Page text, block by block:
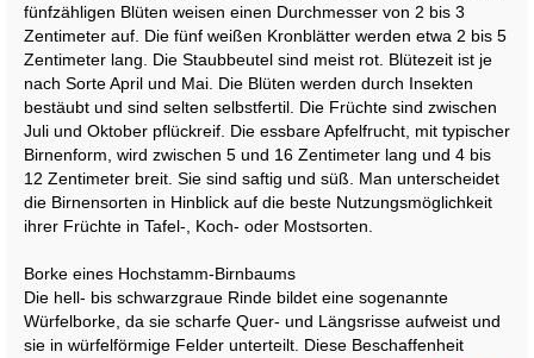
fünfzähligen Blüten weisen einen Durchmesser von 2 bis 3
Zentimeter auf. Die fünf weißen Kronblätter werden etwa 2 bis 5
Zentimeter lang. Die Staubbeutel sind meist rot. Blütezeit ist je
nach Sorte April und Mai. Die Blüten werden durch Insekten
bestäubt und sind selten selbstfertil. Die Früchte sind zwischen
Juli und Oktober pflückreif. Die essbare Apfelfrucht, mit typischer
Birnenform, wird zwischen 5 und 16 Zentimeter lang und 4 bis
12 Zentimeter breit. Sie sind saftig und süß. Man unterscheidet
die Birnensorten in Hinblick auf die beste Nutzungsmöglichkeit
ihrer Früchte in Tafel-, Koch- oder Mostsorten.
Borke eines Hochstamm-Birnbaums
Die hell- bis schwarzgraue Rinde bildet eine sogenannte
Würfelborke, da sie scharfe Quer- und Längsrisse aufweist und
sie in würfelförmige Felder unterteilt. Diese Beschaffenheit